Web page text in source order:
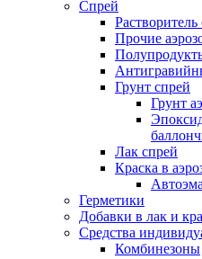
Спрей
Растворитель
Прочие
Грунт спрей
Грунт
Лак спрей
Краска в
Герметики
Добавки в лак и
Средства
Комбинезоны